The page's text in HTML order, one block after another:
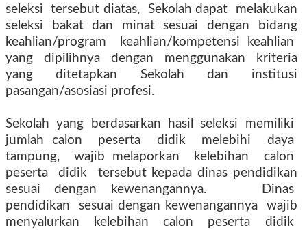
seleksi
tersebut diatas, Sekolah dapat
melakukan
seleksi
bakat dan minat sesuai dengan
bidang
keahlian/program
keahlian/kompetensi keahlian
yang dipilihnya dengan menggunakan kriteria
yang ditetapkan Sekolah dan institusi
pasangan/asosiasi profesi.
Sekolah yang berdasarkan hasil seleksi
memiliki
jumlah calon
peserta didik melebihi
daya
tampung,
wajib melaporkan kelebihan
calon
peserta
didik
tersebut kepada dinas pendidikan
sesuai dengan kewenangannya.
Dinas
pendidikan
sesuai dengan kewenangannya
wajib
menyalurkan
kelebihan calon peserta
didik